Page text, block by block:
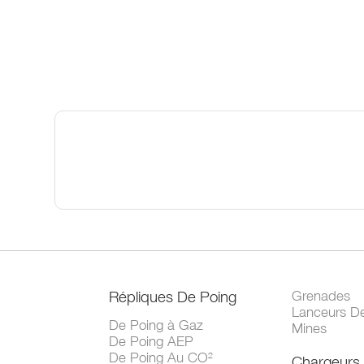
Répliques De Poing
De Poing à Gaz
De Poing AEP
De Poing Au CO²
Grenades
Lanceurs
Mines